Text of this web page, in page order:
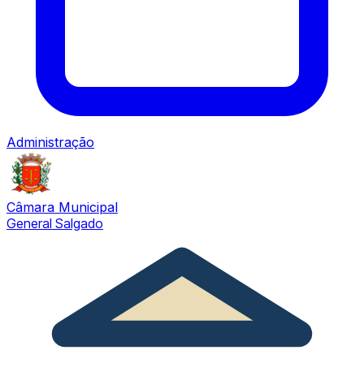
Administração
Câmara Municipal
General Salgado